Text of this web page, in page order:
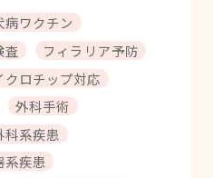
病ワクチン
査
フィラリア予防
クロチップ対応
外科手術
科系疾患
系疾患